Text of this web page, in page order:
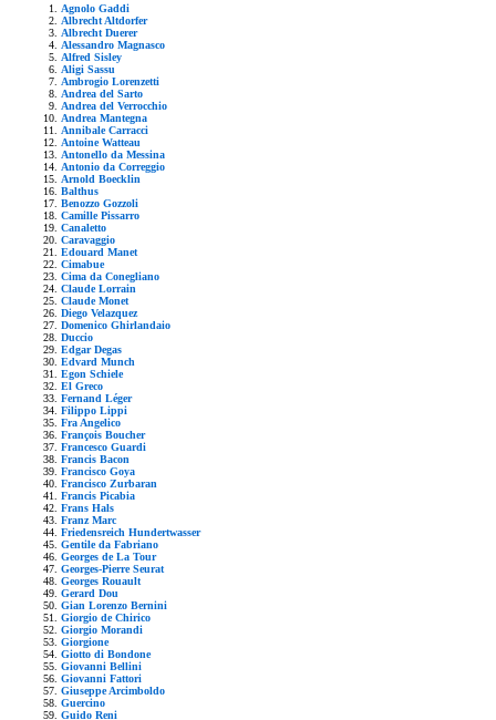
Agnolo Gaddi
Albrecht Altdorfer
Albrecht Duerer
Alessandro Magnasco
Alfred Sisley
Aligi Sassu
Ambrogio Lorenzetti
Andrea del Sarto
Andrea del Verrocchio
Andrea Mantegna
Annibale Carracci
Antoine Watteau
Antonello da Messina
Antonio da Correggio
Arnold Boecklin
Balthus
Benozzo Gozzoli
Camille Pissarro
Canaletto
Caravaggio
Edouard Manet
Cimabue
Cima da Conegliano
Claude Lorrain
Claude Monet
Diego Velazquez
Domenico Ghirlandaio
Duccio
Edgar Degas
Edvard Munch
Egon Schiele
El Greco
Fernand Léger
Filippo Lippi
Fra Angelico
François Boucher
Francesco Guardi
Francis Bacon
Francisco Goya
Francisco Zurbaran
Francis Picabia
Frans Hals
Franz Marc
Friedensreich Hundertwasser
Gentile da Fabriano
Georges de La Tour
Georges-Pierre Seurat
Georges Rouault
Gerard Dou
Gian Lorenzo Bernini
Giorgio de Chirico
Giorgio Morandi
Giorgione
Giotto di Bondone
Giovanni Bellini
Giovanni Fattori
Giuseppe Arcimboldo
Guercino
Guido Reni